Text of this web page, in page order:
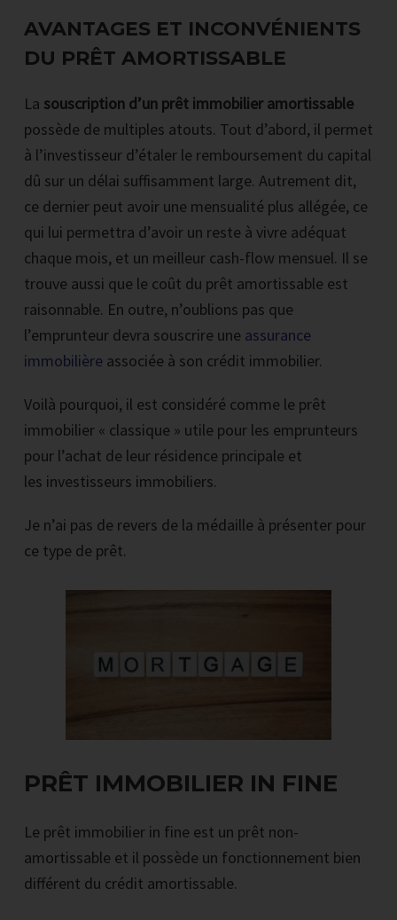
AVANTAGES ET INCONVÉNIENTS
DU PRÊT AMORTISSABLE
La souscription d’un prêt immobilier amortissable
possède de multiples atouts. Tout d’abord, il permet
à l’investisseur d’étaler le remboursement du capital
dû sur un délai suffisamment large. Autrement dit,
ce dernier peut avoir une mensualité plus allégée, ce
qui lui permettra d’avoir un reste à vivre adéquat
chaque mois, et un meilleur cash-flow mensuel. Il se
trouve aussi que le coût du prêt amortissable est
raisonnable. En outre, n’oublions pas que
l’emprunteur devra souscrire une assurance
immobilière associée à son crédit immobilier.
Voilà pourquoi, il est considéré comme le prêt
immobilier « classique » utile pour les emprunteurs
pour l’achat de leur résidence principale et
les investisseurs immobiliers.
Je n’ai pas de revers de la médaille à présenter pour
ce type de prêt.
PRÊT IMMOBILIER IN FINE
Le prêt immobilier in fine est un prêt non-
amortissable et il possède un fonctionnement bien
différent du crédit amortissable.